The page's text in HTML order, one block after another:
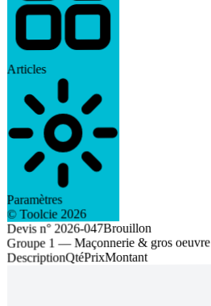
Articles
Paramètres
© Toolcie2026
Devisn° 2026-047Brouillon
Groupe 1 — Maçonnerie & gros oeuvre
DescriptionQtéPrixMontant